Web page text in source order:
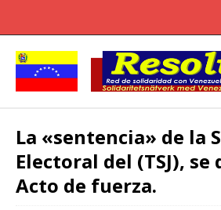
La «sentencia» de la
Electoral del (TSJ),
Acto de fuerza.